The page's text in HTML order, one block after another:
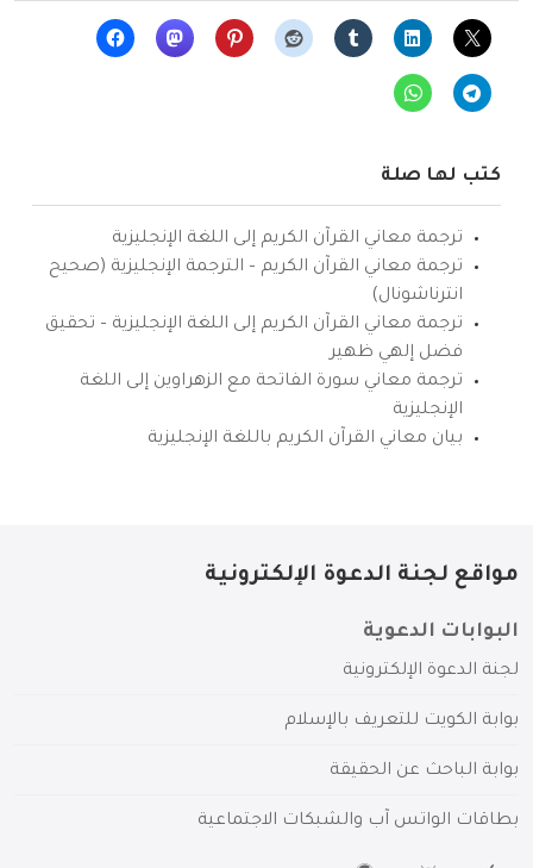
كتب لها صلة
ترجمة معاني القرآن الكريم إلى اللغة الإنجليزية
ترجمة معاني القرآن الكريم – الترجمة الإنجليزية (صحيح
انترناشونال)
ترجمة معاني القرآن الكريم إلى اللغة الإنجليزية – تحقيق
فضل إلهي ظهير
ترجمة معاني سورة الفاتحة مع الزهراوين إلى اللغة
الإنجليزية
بيان معاني القرآن الكريم باللغة الإنجليزية
مواقع لجنة الدعوة الإلكترونية
البوابات الدعوية
لجنة الدعوة الإلكترونية
بوابة الكويت للتعريف بالإسلام
بوابة الباحث عن الحقيقة
بطاقات الواتس آب والشبكات الاجتماعية